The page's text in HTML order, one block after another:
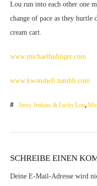
Lou run into each other one
change of pace as they
cream cart.
www.michaelbidinger.com
www.kwonshell.tumblr.com
Jinxy Jenkins & Lucky Lou,
SCHREIBE EINEN
Deine E-Mail-Adresse wird